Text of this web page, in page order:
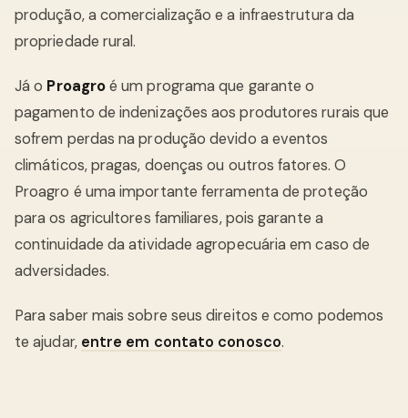
produção, a comercialização e a infraestrutura da
propriedade rural.
Já o Proagroé um programa que garante o
pagamento de indenizações aos produtores rurais que
sofrem perdas na produção devido a eventos
climáticos, pragas, doenças ou outros fatores. O
Proagro é uma importante ferramenta de proteção
para os agricultores familiares, pois garante a
continuidade da atividade agropecuária em caso de
adversidades.
Para saber mais sobre seus direitos e como podemos
te ajudar, entre em contato conosco.